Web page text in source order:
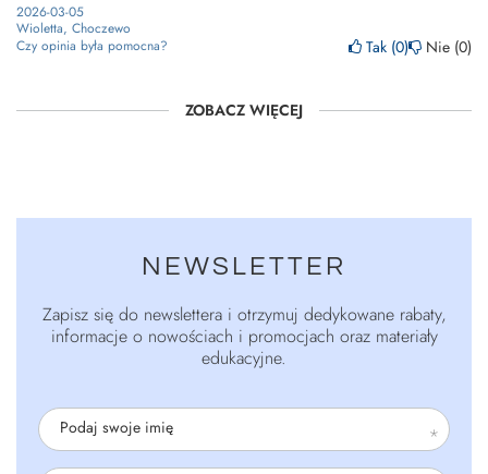
2026-03-05
Wioletta, Choczewo
Czy opinia była pomocna?
Tak 0 Nie 0
ZOBACZ WIĘCEJ
NEWSLETTER
Zapisz się do newslettera i otrzymuj dedykowane rabaty,
informacje o nowościach i promocjach oraz materiały
edukacyjne.
Podaj swoje imię